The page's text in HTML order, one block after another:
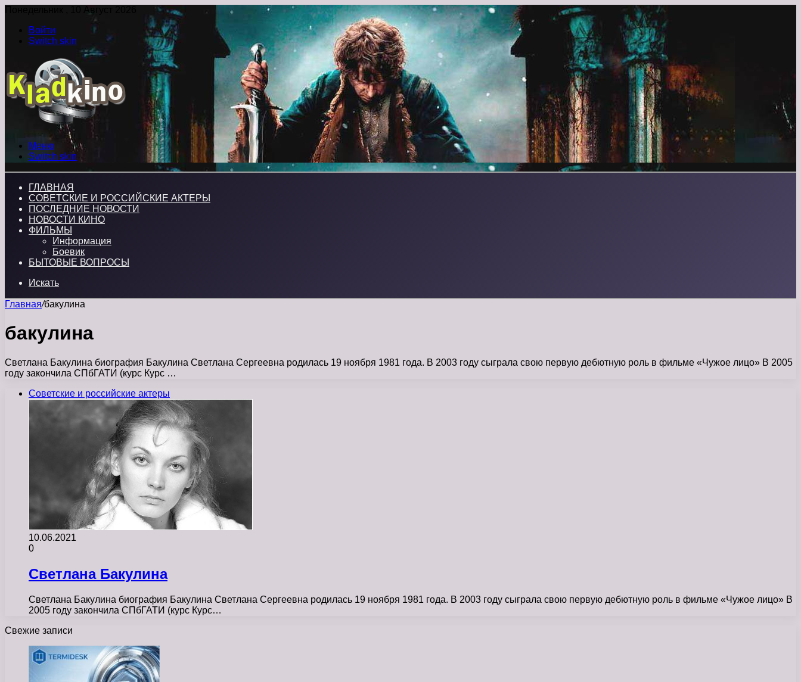
Понедельник , 10 Август 2026
Войти
Switch skin
Меню
Switch skin
ГЛАВНАЯ
СОВЕТСКИЕ И РОССИЙСКИЕ АКТЕРЫ
ПОСЛЕДНИЕ НОВОСТИ
НОВОСТИ КИНО
ФИЛЬМЫ
Информация
Боевик
БЫТОВЫЕ ВОПРОСЫ
Искать
Главная/бакулина
бакулина
Светлана Бакулина биография Бакулина Светлана Сергеевна родилась 19 ноября 1981 года. В 2003 году сыграла свою первую дебютную роль в фильме «Чужое лицо» В 2005
году закончила СПбГАТИ (курс Курс …
Советские и российские актеры
10.06.2021
0
Светлана Бакулина
Светлана Бакулина биография Бакулина Светлана Сергеевна родилась 19 ноября 1981 года. В 2003 году сыграла свою первую дебютную роль в фильме «Чужое лицо» В
2005 году закончила СПбГАТИ (курс Курс…
Свежие записи